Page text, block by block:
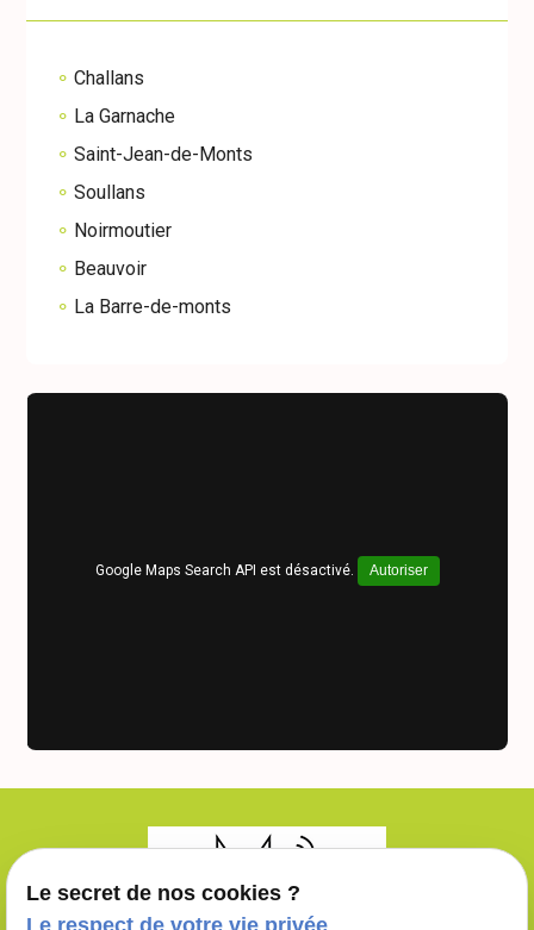
Challans
La Garnache
Saint-Jean-de-Monts
Soullans
Noirmoutier
Beauvoir
La Barre-de-monts
Google Maps Search API est désactivé. Autoriser
Le secret de nos cookies ?